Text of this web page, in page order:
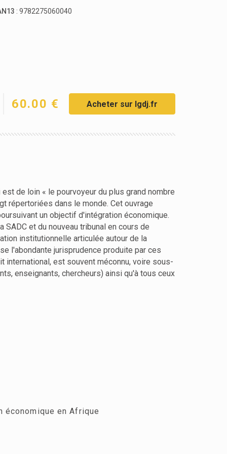
: 9782275060040
60.00 € Acheter sur lgdj.fr
de loin « le pourvoyeur du plus grand nombre
répertoriées dans le monde. Cet ouvrage
un objectif d'intégration économique.
SADC et du nouveau tribunal en cours de
institutionnelle articulée autour de la
l'abondante jurisprudence produite par ces
international, est souvent méconnu, voire sous-
enseignants, chercheurs) ainsi qu'à tous ceux
en Afrique